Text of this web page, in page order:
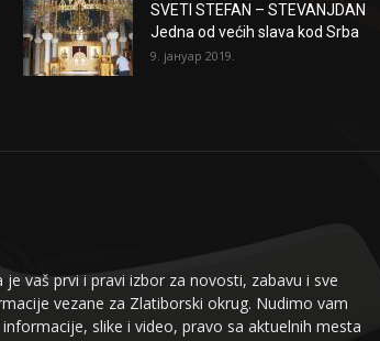
SVETI STEFAN – STEVANJDAN
Jedna od većih slava kod Srba
9. јануар 2019.
je vaš prvi i pravi izbor za novosti, zabavu i sve
vezane za Zlatiborski okrug. Nudimo vam
slike i video, pravo sa aktuelnih mesta